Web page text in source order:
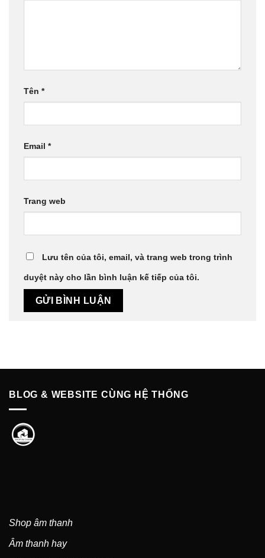
Tên *
Email *
Trang web
Lưu tên của tôi, email, và trang web trong trình
duyệt này cho lần bình luận kế tiếp của tôi.
BLOG & WEBSITE CÙNG HỆ THỐNG
Shop âm thanh
Âm thanh hay